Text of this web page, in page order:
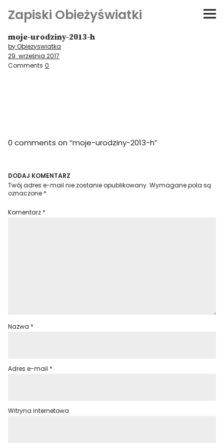
Zapiski Obieżyświatki
Podróże
Kultura i sztuka
Niezwyczajne ściany
Dom na kółkach
moje-urodziny-2013-h
by Obiezyswiatka
29. września 2017
Comments 0
0 comments on “moje-urodziny-2013-h”
DODAJ KOMENTARZ
Twój adres e-mail nie zostanie opublikowany. Wymagane pola są
oznaczone *
Komentarz *
Nazwa *
Adres e-mail *
Witryna internetowa